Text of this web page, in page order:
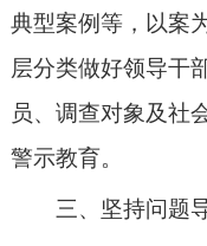
典型案例等，以案
层分类做好领导干
员、调查对象及社
警示教育。
三、坚持问题